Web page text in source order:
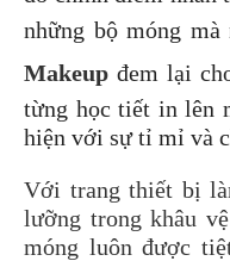
những bộ móng mà
Makeup đem lại
từng học tiết in lên
hiện với sự tỉ mỉ và
Với trang thiết bị
lưỡng trong khâu
móng luôn được